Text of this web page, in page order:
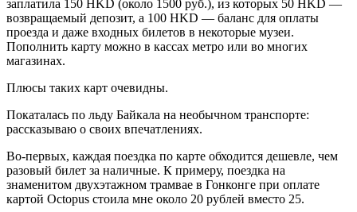
заплатила 150 HKD (около 1500 руб.), из которых 50 HKD —
возвращаемый депозит, а 100 HKD — баланс для оплаты
проезда и даже входных билетов в некоторые музеи.
Пополнить карту можно в кассах метро или во многих
магазинах.
Плюсы таких карт очевидны.
Покаталась по льду Байкала на необычном транспорте:
рассказываю о своих впечатлениях.
Во-первых, каждая поездка по карте обходится дешевле, чем
разовый билет за наличные. К примеру, поездка на
знаменитом двухэтажном трамвае в Гонконге при оплате
картой Octopus стоила мне около 20 рублей вместо 25.